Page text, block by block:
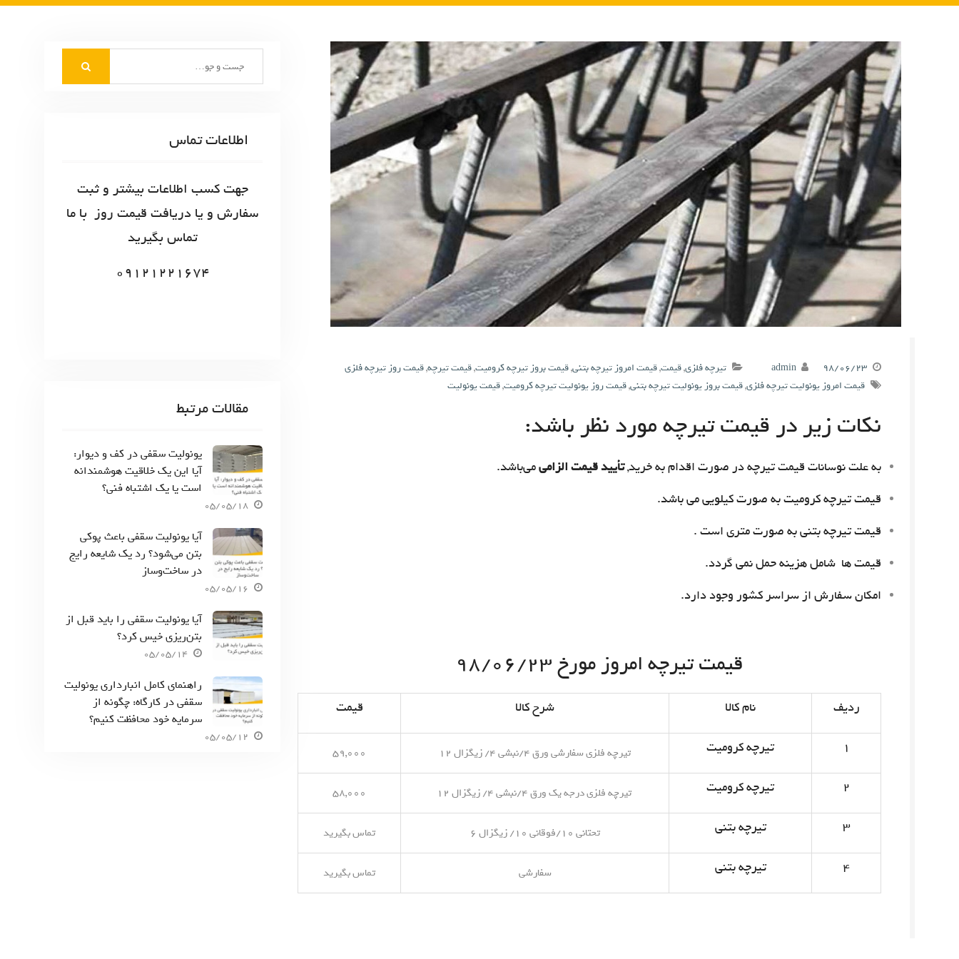
۹۸/۰۶/۲۳ admin تیرچه فلزی,قیمت,قیمت امروز تیرچه بتنی,قیمت بروز تیرچه کرومیت,قیمت تیرچه,قیمت روز تیرچه فلزی
قیمت امروز یونولیت تیرچه فلزی,قیمت بروز یونولیت تیرچه بتنی,قیمت روز یونولیت تیرچه کرومیت,قیمت یونولیت
نکات زیر در قیمت تیرچه مورد نظر باشد:
به علت نوسانات قیمت تیرچه در صورت اقدام به خرید,تأیید قیمت الزامیمی‌باشد.
قیمت تیرچه کرومیت به صورت کیلویی می باشد.
قیمت تیرچه بتنی به صورت متری است .
قیمت ها شامل هزینه حمل نمی گردد.
امکان سفارش از سراسر کشور وجود دارد.
قیمت تیرچه امروز مورخ ۹۸/۰۶/۲۳
ردیف نام کالا شرح کالا قیمت
۱ تیرچه کرومیت تیرچه فلزی سفارشی ورق ۴/نبشی ۴/ زیگزال ۱۲ ۵۹,۰۰۰
۲ تیرچه کرومیت تیرچه فلزی درجه یک ورق ۴/نبشی ۴/ زیگزال ۱۲ ۵۸,۰۰۰
۳ تیرچه بتنی تحتانی ۱۰/فوقانی ۱۰/ زیگزال ۶ تماس بگیرید
۴ تیرچه بتنی سفارشی تماس بگیرید
اطلاعات تماس
جهت کسب اطلاعات بیشتر و ثبت
سفارش و یا دریافت قیمت روز با ما
تماس بگیرید
09121221674
مقالات مرتبط
یونولیت سقفی در کف و دیوار:
آیا این یک خلاقیت هوشمندانه
است یا یک اشتباه فنی؟
05/05/18
آیا یونولیت سقفی باعث پوکی
بتن می‌شود؟ رد یک شایعه رایج
در ساخت‌وساز
05/05/16
آیا یونولیت سقفی را باید قبل از
بتن‌ریزی خیس کرد؟
05/05/14
راهنمای کامل انبارداری یونولیت
سقفی در کارگاه: چگونه از
سرمایه خود محافظت کنیم؟
05/05/12